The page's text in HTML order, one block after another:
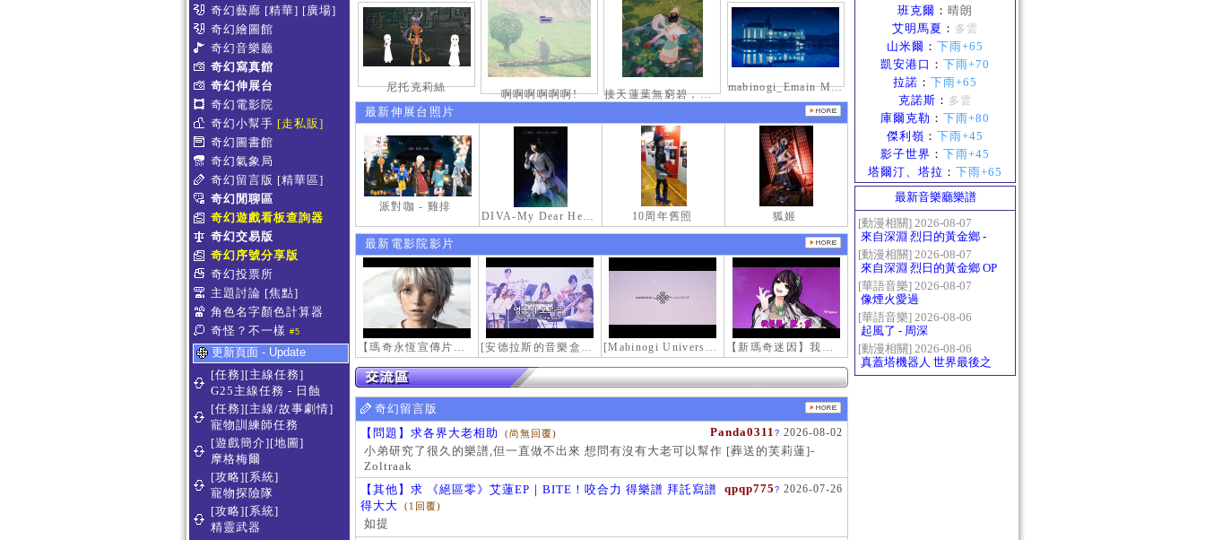
奇幻藝廊 [精華] [廣場]
奇幻繪圖館
奇幻音樂廳
奇幻寫真館
奇幻伸展台
奇幻電影院
奇幻小幫手 [走私販]
奇幻圖書館
奇幻氣象局
奇幻留言版 [精華區]
奇幻閒聊區
奇幻遊戲看板查詢器
奇幻交易版
奇幻序號分享版
奇幻投票所
主題討論 [焦點]
角色名字顏色計算器
奇怪？不一樣 #5
更新頁面 - Update
[任務][主線任務]
G25主線任務 - 日蝕
[任務][主線/故事劇情]
寵物訓練師任務
[遊戲簡介][地圖]
摩格梅爾
[攻略][系統]
寵物探險隊
[攻略][系統]
精靈武器
尼托克莉絲
啊啊啊啊啊啊! 接天蓮葉無窮碧，映日荷花別樣紅。
mabinogi_Emain Macha_2000-0600_1
最新伸展台照片
派對咖 - 雞排
DIVA-My Dear Heroine- 10周年舊照 狐姬
最新電影院影片
【瑪奇永恆宣傳片】最初的感動 [安德拉斯的音樂盒｜靈魂的音樂盒] Mabinogi OST - Music Box of the Soul | Crossover COVER [Mabinogi Universe] 謝謝你來到這個世界... 【新瑪奇迷因】我更喜歡你
奇幻留言版
Panda0311 ? 2026-08-02
【問題】求各界大老相助 (尚無回覆)
小弟研究了很久的樂譜,但一直做不出來 想問有沒有大老可以幫作 [葬送的芙莉蓮]-
Zoltraak
qpqp775 ? 2026-07-26
【其他】求 《絕區零》艾蓮EP｜BITE！咬合力 得樂譜 拜託寫譜
得大大
(1回覆)
如提
班克爾 ： 晴朗
艾明馬夏 ： 多雲
山米爾 ： 下雨+65
凱安港口 ： 下雨+70
拉諾 ： 下雨+65
克諾斯 ： 多雲
庫爾克勒 ： 下雨+80
傑利嶺 ： 下雨+45
影子世界 ： 下雨+45
塔爾汀、塔拉 ： 下雨+65
最新音樂廳樂譜
[動漫相關] 2026-08-07
來自深淵 烈日的黃金鄉 -
Gravity
[動漫相關] 2026-08-07
來自深淵 烈日的黃金鄉 OP
- かたち(Katachi)
[華語音樂] 2026-08-07
像煙火愛過
[華語音樂] 2026-08-06
起風了 - 周深
[動漫相關] 2026-08-06
真蓋塔機器人 世界最後之
日OP2 HEATS